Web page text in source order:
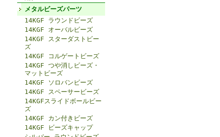
メタルビーズパーツ
14KGF ラウンドビーズ
14KGF オーバルビーズ
14KGF スターダストビー
ズ
14KGF コルゲートビーズ
14KGF つや消しビーズ・
マットビーズ
14KGF ソロバンビーズ
14KGF スペーサービーズ
14KGFスライドボールビー
ズ
14KGF カン付きビーズ
14KGF ビーズキャップ